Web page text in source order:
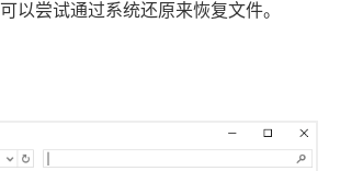
以尝试通过系统还原来恢复文件。